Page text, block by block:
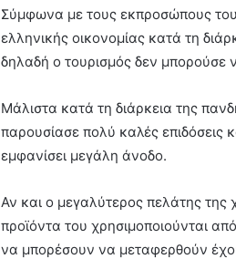
Σύμφωνα με τους εκπροσώπους
ελληνικής οικονομίας κατά τη
δηλαδή ο τουρισμός δεν μπορούσε
Μάλιστα κατά τη διάρκεια της
παρουσίασε πολύ καλές επιδόσεις
εμφανίσει μεγάλη άνοδο.
Αν και ο μεγαλύτερος πελάτης της
προϊόντα του χρησιμοποιούνται
να μπορέσουν να μεταφερθούν